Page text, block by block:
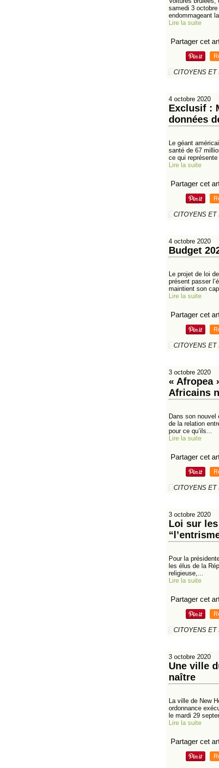
samedi 3
endommageant
Lire la suite
Partager cet
CITOYENS ET
4 octobre 2020
Exclusif :
données
Le géant
santé de 67
ce qui
Lire la suite
Partager cet
CITOYENS ET
4 octobre 2020
Budget
Le projet de loi
présent passer
maintient son
Lire la suite
Partager cet
CITOYENS ET
3 octobre 2020
« Afropea
Africains
Dans son nouvel
de la relation
pour ce qu’ils...
Lire la suite
Partager cet
CITOYENS ET
3 octobre 2020
Loi sur
Pour la
les élus de la
religieuse,...
Lire la suite
Partager cet
CITOYENS ET
3 octobre 2020
Une ville
naître
La ville de New
ordonnance
le mardi 29
Lire la suite
Partager cet